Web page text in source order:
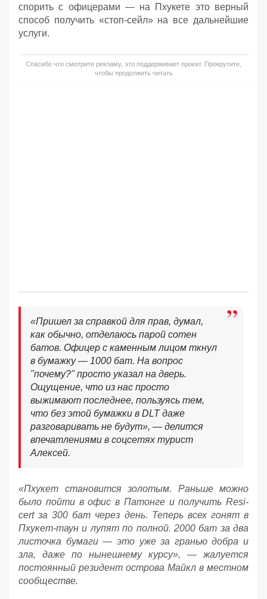
спорить с офицерами — на Пхукете это верный
способ получить «стоп-сейл» на все дальнейшие
услуги.
Спасибо что смотрите рекламу, это поддерживает проект. Прокрутите,
чтобы продолжить читать
«Пришел за справкой для прав, думал,
как обычно, отделаюсь парой сотен
батов. Офицер с каменным лицом ткнул
в бумажку — 1000 бат. На вопрос
"почему?" просто указал на дверь.
Ощущение, что из нас просто
выжимают последнее, пользуясь тем,
что без этой бумажки в DLT даже
разговаривать не будут», — делится
впечатлениями в соцсетях турист
Алексей.
«Пхукет становится золотым. Раньше можно
было пойти в офис в Патонге и получить Resi-
cert за 300 бат через день. Теперь всех гонят в
Пхукет-таун и лупят по полной. 2000 бат за два
листочка бумаги — это уже за гранью добра и
зла, даже по нынешнему курсу», — жалуется
постоянный резидент острова Майкл в местном
сообществе.